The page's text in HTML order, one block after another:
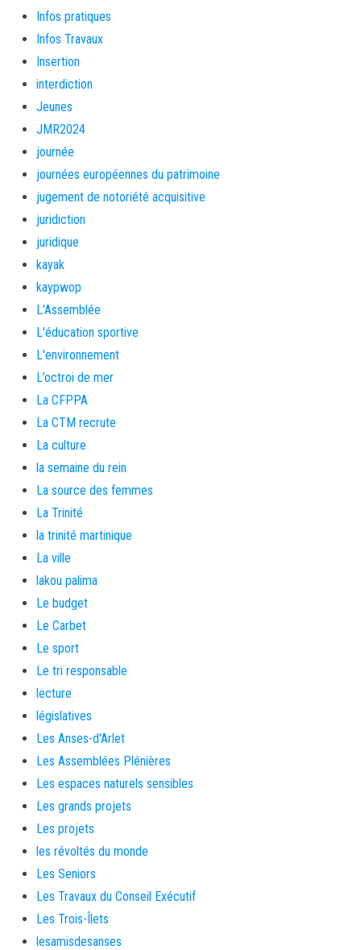
Infos pratiques
Infos Travaux
Insertion
interdiction
Jeunes
JMR2024
journée
journées européennes du patrimoine
jugement de notoriété acquisitive
juridiction
juridique
kayak
kaypwop
L'Assemblée
L'éducation sportive
L'environnement
L’octroi de mer
La CFPPA
La CTM recrute
La culture
la semaine du rein
La source des femmes
La Trinité
la trinité martinique
La ville
lakou palima
Le budget
Le Carbet
Le sport
Le tri responsable
lecture
législatives
Les Anses-d'Arlet
Les Assemblées Plénières
Les espaces naturels sensibles
Les grands projets
Les projets
les révoltés du monde
Les Seniors
Les Travaux du Conseil Exécutif
Les Trois-Îlets
lesamisdesanses